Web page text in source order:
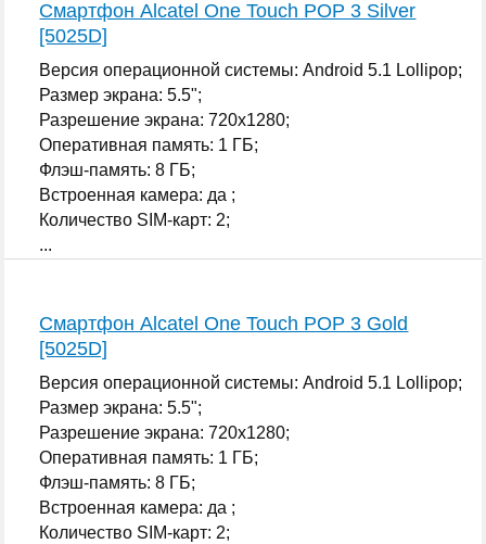
Смартфон Alcatel One Touch POP 3 Silver
[5025D]
Версия операционной системы: Android 5.1 Lollipop;
Размер экрана: 5.5";
Разрешение экрана: 720x1280;
Оперативная память: 1 ГБ;
Флэш-память: 8 ГБ;
Встроенная камера: да ;
Количество SIM-карт: 2;
...
Смартфон Alcatel One Touch POP 3 Gold
[5025D]
Версия операционной системы: Android 5.1 Lollipop;
Размер экрана: 5.5";
Разрешение экрана: 720x1280;
Оперативная память: 1 ГБ;
Флэш-память: 8 ГБ;
Встроенная камера: да ;
Количество SIM-карт: 2;